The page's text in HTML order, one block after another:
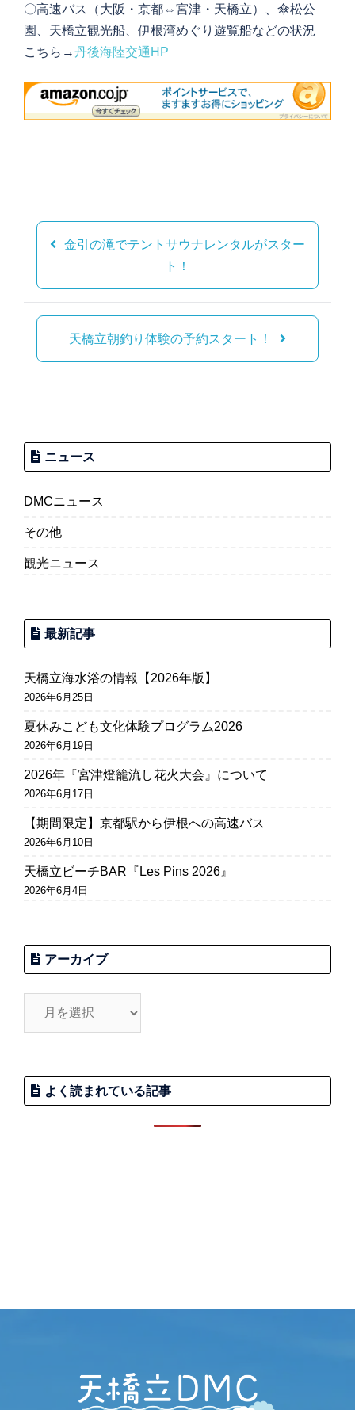
〇高速バス（大阪・京都⇔宮津・天橋立）、傘松公
園、天橋立観光船、伊根湾めぐり遊覧船などの状況
こちら→丹後海陸交通HP
投
ビ
ゲ
シ
金引の滝でテントサウナレンタルがスター
ト！
天橋立朝釣り体験の予約スタート！
ニュース
DMCニュース
その他
観光ニュース
最新記事
天橋立海水浴の情報【2026年版】
2026年6月25日
夏休みこども文化体験プログラム2026
2026年6月19日
2026年『宮津燈籠流し花火大会』について
2026年6月17日
【期間限定】京都駅から伊根への高速バス
2026年6月10日
天橋立ビーチBAR『Les Pins 2026』
2026年6月4日
アーカイブ
よく読まれている記事